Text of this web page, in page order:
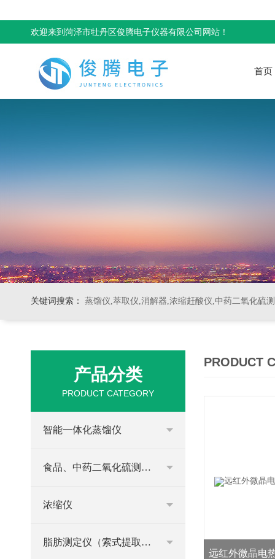
欢迎来到菏泽市牡丹区俊腾电子仪器有限公司网站！
首页
关键词搜索： 蒸馏仪,萃取仪,消解器,浓缩赶酸仪,中药二氧化硫
产品分类
PRODUCT CATEGORY
智能一体化蒸馏仪
食品、中药二氧化硫测定仪
浓缩仪
脂肪测定仪（索式提取器）
PRODUCT
远红外微晶电